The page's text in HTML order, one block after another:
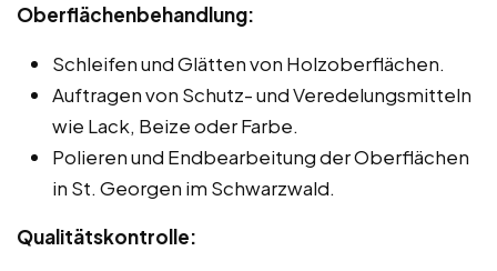
Oberflächenbehandlung:
Schleifen und Glätten von Holzoberflächen.
Auftragen von Schutz- und Veredelungsmitteln
wie Lack, Beize oder Farbe.
Polieren und Endbearbeitung der Oberflächen
in St. Georgen im Schwarzwald.
Qualitätskontrolle: